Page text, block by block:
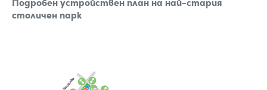
Подробен устройствен план на най-стария
столичен парк